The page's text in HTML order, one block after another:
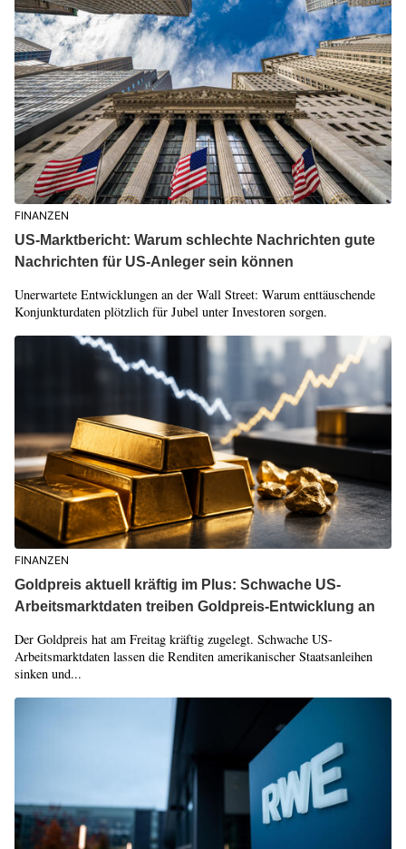
FINANZEN
US-Marktbericht: Warum schlechte Nachrichten gute
Nachrichten für US-Anleger sein können
Unerwartete Entwicklungen an der Wall Street: Warum enttäuschende
Konjunkturdaten plötzlich für Jubel unter Investoren sorgen.
FINANZEN
Goldpreis aktuell kräftig im Plus: Schwache US-
Arbeitsmarktdaten treiben Goldpreis-Entwicklung an
Der Goldpreis hat am Freitag kräftig zugelegt. Schwache US-
Arbeitsmarktdaten lassen die Renditen amerikanischer Staatsanleihen
sinken und...